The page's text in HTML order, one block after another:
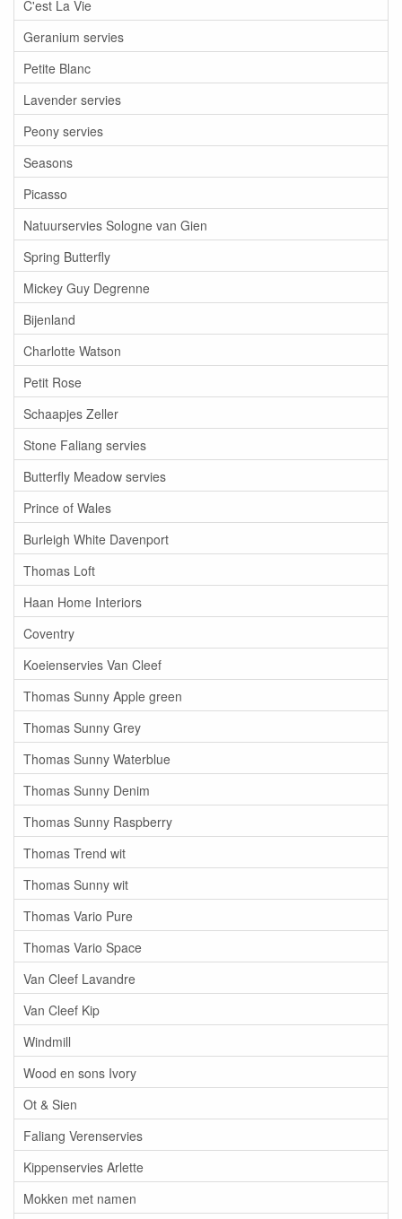
C'est La Vie
Geranium servies
Petite Blanc
Lavender servies
Peony servies
Seasons
Picasso
Natuurservies Sologne van Gien
Spring Butterfly
Mickey Guy Degrenne
Bijenland
Charlotte Watson
Petit Rose
Schaapjes Zeller
Stone Faliang servies
Butterfly Meadow servies
Prince of Wales
Burleigh White Davenport
Thomas Loft
Haan Home Interiors
Coventry
Koeienservies Van Cleef
Thomas Sunny Apple green
Thomas Sunny Grey
Thomas Sunny Waterblue
Thomas Sunny Denim
Thomas Sunny Raspberry
Thomas Trend wit
Thomas Sunny wit
Thomas Vario Pure
Thomas Vario Space
Van Cleef Lavandre
Van Cleef Kip
Windmill
Wood en sons Ivory
Ot & Sien
Faliang Verenservies
Kippenservies Arlette
Mokken met namen